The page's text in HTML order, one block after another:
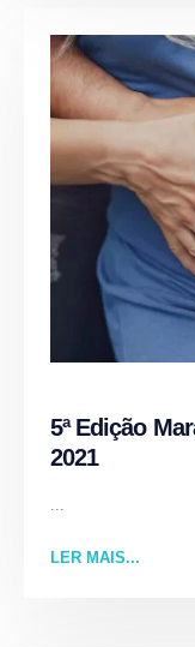
5ª Edição
2021
...
LER MAIS...